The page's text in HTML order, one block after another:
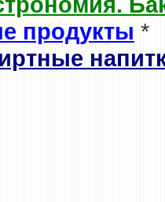
продукты *